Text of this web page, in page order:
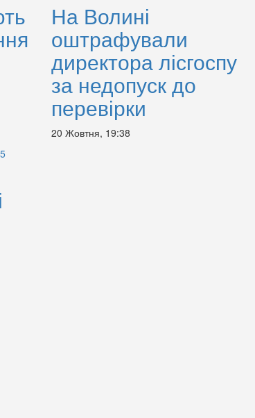
На Волині
оштрафували
директора лісгоспу
за недопуск до
перевірки
20 Жовтня, 19:38